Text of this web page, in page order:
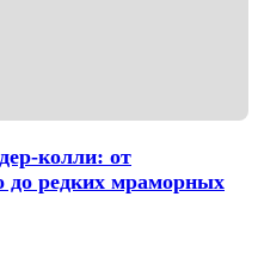
колли: от
до редких мраморных